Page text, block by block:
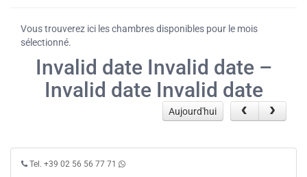
Vous trouverez ici les chambres disponibles pour le mois
sélectionné.
Invalid date Invalid date –
Invalid date Invalid date
Aujourd'hui
Tel. +39 02 56 56 77 71